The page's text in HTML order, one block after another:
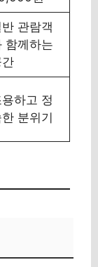
반 관람객
함께하는
용하고 정
분위기